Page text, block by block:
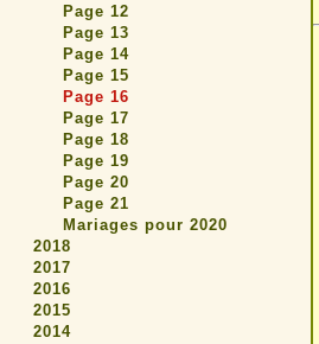
Page 12
Page 13
Page 14
Page 15
Page 16
Page 17
Page 18
Page 19
Page 20
Page 21
Mariages pour 2020
2018
2017
2016
2015
2014